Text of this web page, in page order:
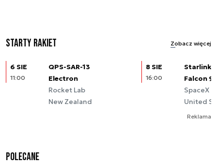
Starty rakiet Zobacz więcej
6 SIE
11:00
QPS-SAR-13
Electron
Rocket Lab
New Zealand
8 SIE
16:00
Starlink
Falcon 9
SpaceX
United
Reklama
Polecane